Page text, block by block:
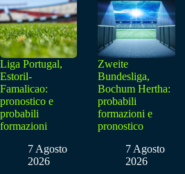
Liga Portugal,
Estoril-
Famalicao:
pronostico e
probabili
formazioni
7 Agosto
2026
Zweite
Bundesliga,
Bochum Hertha:
probabili
formazioni e
pronostico
7 Agosto
2026